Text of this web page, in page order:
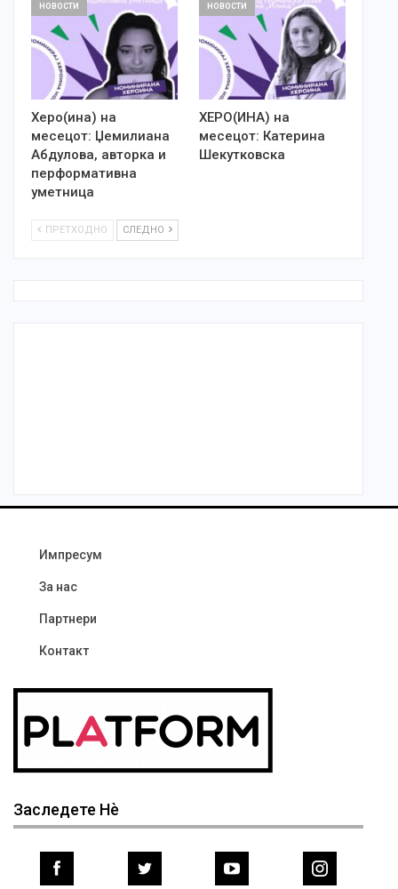
НОВОСТИ
Херо(ина) на
месецот: Џемилиана
Абдулова, авторка и
перформативна
уметница
НОВОСТИ
ХЕРО(ИНА) на
месецот: Катерина
Шекутковска
ПРЕТХОДНО СЛЕДНО
Импресум
За нас
Партнери
Контакт
Заследете Нѐ